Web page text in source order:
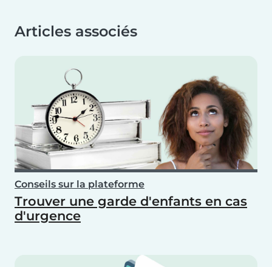
Articles associés
Conseils sur la plateforme
Trouver une garde d'enfants en cas
d'urgence